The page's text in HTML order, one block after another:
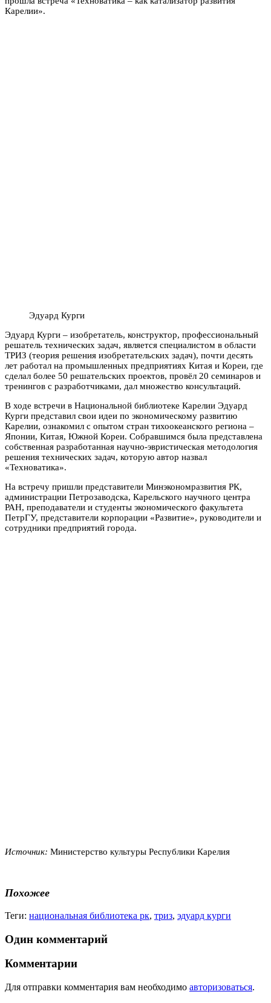
Карелии».
Эдуард Курги
Эдуард Курги – изобретатель, конструктор, профессиональный
решатель технических задач, является специалистом в области
ТРИЗ (теория решения изобретательских задач), почти десять
лет работал на промышленных предприятиях Китая и Кореи, где
сделал более 50 решательских проектов, провёл 20 семинаров и
тренингов с разработчиками, дал множество консультаций.
В ходе встречи в Национальной библиотеке Карелии Эдуард
Курги представил свои идеи по экономическому развитию
Карелии, ознакомил с опытом стран тихоокеанского региона –
Японии, Китая, Южной Кореи. Собравшимся была представлена
собственная разработанная научно-эвристическая методология
решения технических задач, которую автор назвал
«Техноватика».
На встречу пришли представители Минэкономразвития РК,
администрации Петрозаводска, Карельского научного центра
РАН, преподаватели и студенты экономического факультета
ПетрГУ, представители корпорации «Развитие», руководители и
сотрудники предприятий города.
Источник: Министерство культуры Республики Карелия
Похожее
Теги: национальная библиотека рк, триз, эдуард курги
Один комментарий
Комментарии
Для отправки комментария вам необходимо авторизоваться.